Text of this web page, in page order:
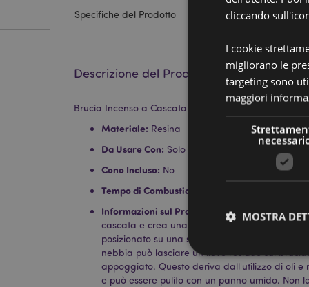
Specifiche del Prodotto
Descrizione del Prodotto
Brucia Incenso a Cascata - Buddha - 10cm
Materiale: Resina
Da Usare Con: Solo Coni Incenso Backflow
Cono Incluso: No
Tempo di Combustione Stimato:
Informazioni sul Prodotto:
L'incenso scorre
cascata e crea una nebbia attorno al
posizionato su una superficie resistente al
nebbia può lasciare un lieve residuo sul
appoggiato. Questo deriva dall'utilizzo di oli e
e può essere pulito con un panno umido. Non
cliccando
I cookie
migliorano le
targeting sono
maggiori
MOSTRA